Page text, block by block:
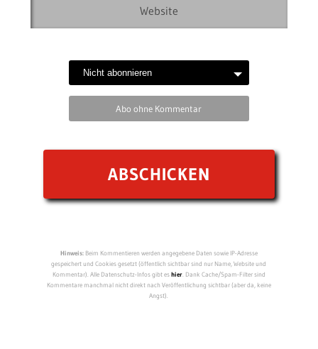
Abo ohne Kommentar
Hinweis:Beim Kommentieren werden angegebene Daten sowie IP-Adresse
gespeichert und Cookies gesetzt (öffentlich sichtbar sind nur Name, Website und
Kommentar). Alle Datenschutz-Infos gibt eshier. Dank Cache/Spam-Filter sind
Kommentare manchmal nicht direkt nach Veröffentlichung sichtbar (aber da, keine
Angst).